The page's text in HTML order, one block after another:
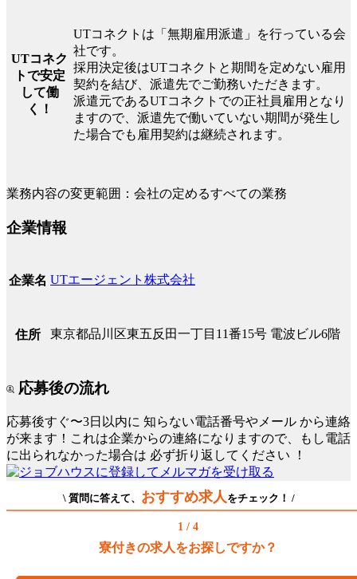
UTコネク
トで安定
して働
く！
UTコネクトは「無期雇用派遣」を行っている会
社です。
採用決定後はUTコネクトと期間を定めない雇用
契約を結び、派遣先でご勤務いただきます。
派遣元であるUTコネクトでの正社員雇用となり
ますので、派遣先で働いていない期間が発生し
た場合でも雇用契約は継続されます。
業務内容の変更範囲：会社の定めるすべての業務
企業情報
企業名 UTエージェント株式会社
住所 東京都品川区東五反田一丁目11番15号 電波ビル6階
応募後の流れ
応募後すぐ〜3日以内に 知らない電話番号やメール から連絡
が来ます！これは企業からの連絡になりますので、もし電話
に出られなかった場合は 必ず折り返してください ！
\ 質問に答えて、 おすすめ求人 をチェック！ /
1 / 4
寮付きの求人をお探しですか？